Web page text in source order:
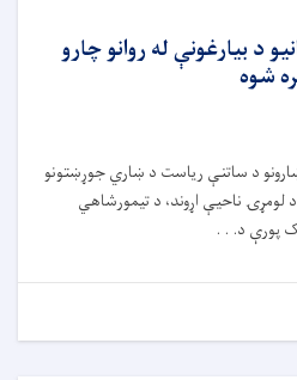
د بیارغونې له روانو چارو
شوه
د ساتنې ریاست د ښاري جوړښتونو
ناحیې اړوند، د تیمورشاهي
پورې د. . .